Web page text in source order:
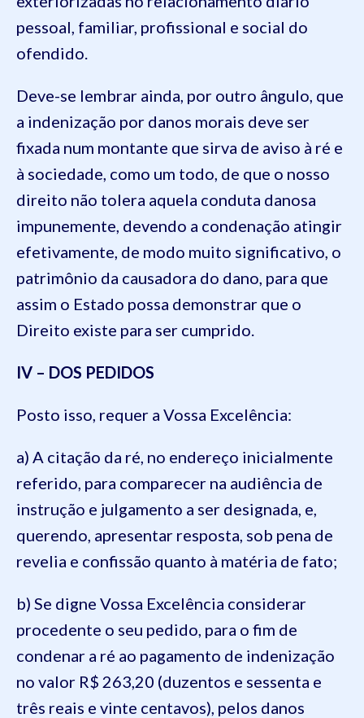
pessoal, familiar, profissional e social do
ofendido.
Deve-se lembrar ainda, por outro ângulo, que
a indenização por danos morais deve ser
fixada num montante que sirva de aviso à ré e
à sociedade, como um todo, de que o nosso
direito não tolera aquela conduta danosa
impunemente, devendo a condenação atingir
efetivamente, de modo muito significativo, o
patrimônio da causadora do dano, para que
assim o Estado possa demonstrar que o
Direito existe para ser cumprido.
IV – DOS PEDIDOS
Posto isso, requer a Vossa Excelência:
a) A citação da ré, no endereço inicialmente
referido, para comparecer na audiência de
instrução e julgamento a ser designada, e,
querendo, apresentar resposta, sob pena de
revelia e confissão quanto à matéria de fato;
b) Se digne Vossa Excelência considerar
procedente o seu pedido, para o fim de
condenar a ré ao pagamento de indenização
no valor R$ 263,20 (duzentos e sessenta e
três reais e vinte centavos), pelos danos